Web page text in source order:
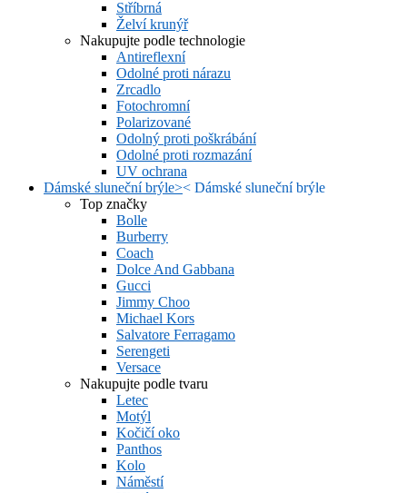
Stříbrná
Želví krunýř
Nakupujte podle technologie
Antireflexní
Odolné proti nárazu
Zrcadlo
Fotochromní
Polarizované
Odolný proti poškrábání
Odolné proti rozmazání
UV ochrana
Dámské sluneční brýle>< Dámské sluneční brýle
Top značky
Bolle
Burberry
Coach
Dolce And Gabbana
Gucci
Jimmy Choo
Michael Kors
Salvatore Ferragamo
Serengeti
Versace
Nakupujte podle tvaru
Letec
Motýl
Kočičí oko
Panthos
Kolo
Náměstí